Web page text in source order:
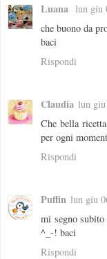
Luana lun giu
che buono da
baci
Rispondi
Claudia lun
Che bella
per ogni
Rispondi
Puffin lun giu
mi segno subito
^_-! baci
Rispondi